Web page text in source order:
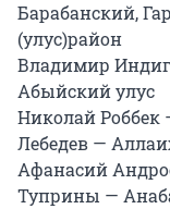
Барабанский,
(улус)район
Владимир
Абыйский улус
Николай
Лебедев —
Афанасий
Туприны —